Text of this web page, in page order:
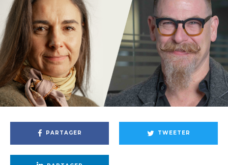
PARTAGER TWEETER